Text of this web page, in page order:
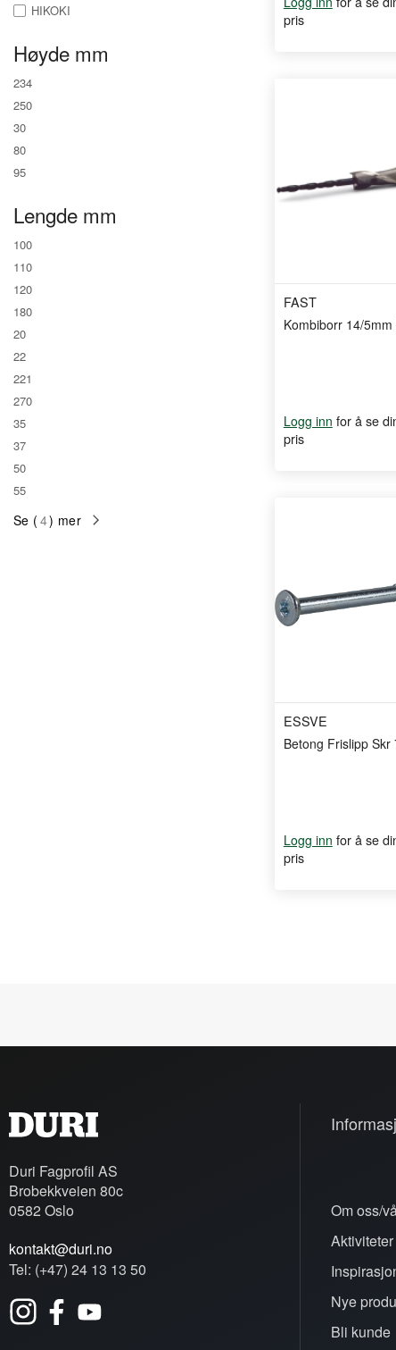
pris
FAST
Kombiborr 14/5mm
Logg inn for å se
pris
ESSVE
Betong Frislipp Skr
Logg inn for å se
pris
HIKOKI
Høyde mm
234
250
30
80
95
Lengde mm
100
110
120
180
20
22
221
270
35
37
50
55
Se ( 4) mer
Duri Fagprofil AS
Brobekkveien 80c
0582 Oslo
kontakt@duri.no
Tel: (+47) 24 13 13 50
Om oss/
Aktiviteter
Nye
Bli kunde